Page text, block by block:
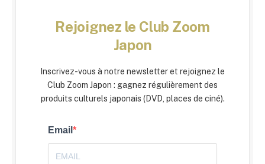
Rejoignez le Club Zoom
Japon
Inscrivez-vous à notre newsletter et rejoignez le
Club Zoom Japon : gagnez régulièrement des
produits culturels japonais (DVD, places de ciné).
Email